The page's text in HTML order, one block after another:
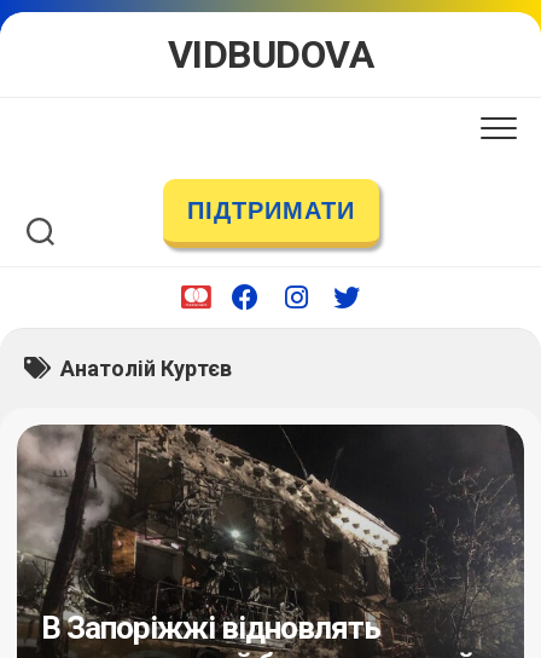
Skip
VIDBUDOVA
ПІДТРИМАТИ
Анатолій Куртєв
В Запоріжжі відновлять